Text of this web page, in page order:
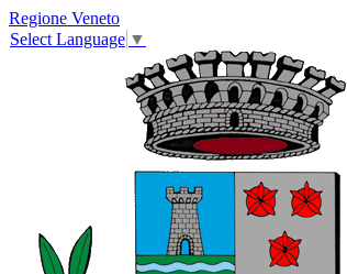
Regione Veneto
Select Language ▼